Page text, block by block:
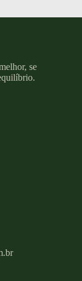
se
.br